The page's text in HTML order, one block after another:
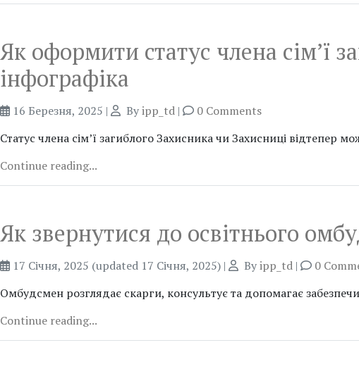
Як оформити статус члена сім’ї
інфографіка
16 Березня, 2025 | Byipp_td |
0 Comments
Статус члена сім’ї загиблого Захисника чи Захисниці відтепер
Continue reading...
Як звернутися до освітнього
17 Січня, 2025 (updated 17 Січня, 2025) | Byipp_td |
0
Омбудсмен розглядає скарги, консультує та допомагає
Continue reading...